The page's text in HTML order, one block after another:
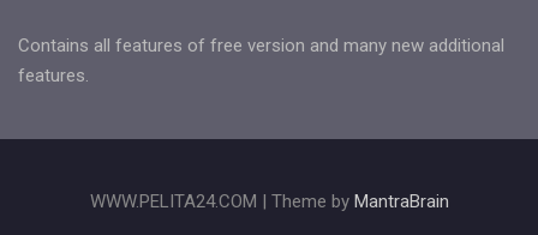
Contains all features of free version and many new additional
features.
WWW.PELITA24.COM | Theme by MantraBrain